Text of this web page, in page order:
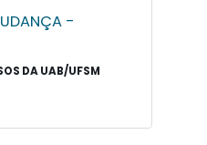
-
DA UAB/UFSM